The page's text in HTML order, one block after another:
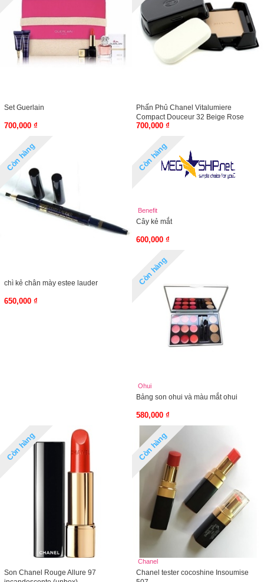
Set Guerlain
700,000 ₫
Phấn Phủ Chanel Vitalumiere
Compact Douceur 32 Beige Rose
(unbox)
700,000 ₫
Còn hàng
chì kẻ chân mày estee lauder
650,000 ₫
Còn hàng
Benefit
Cây kẻ mắt
600,000 ₫
Còn hàng
Ohui
Bảng son ohui và màu mắt ohui
580,000 ₫
Còn hàng
Son Chanel Rouge Allure 97
Còn hàng
Chanel
Chanel tester cocoshine Insoumise